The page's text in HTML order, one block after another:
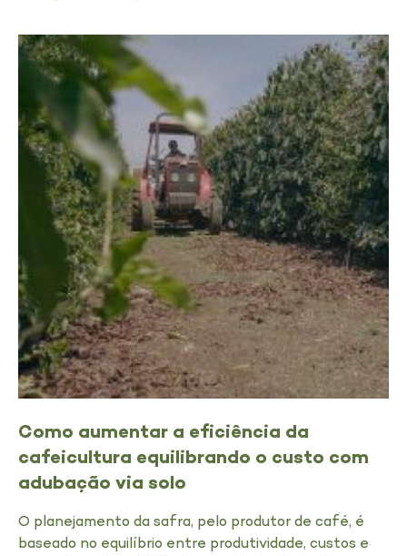
Como aumentar a eficiência da
cafeicultura equilibrando o custo com
adubação via solo
O planejamento da safra, pelo produtor de café, é
baseado no equilíbrio entre produtividade, custos e